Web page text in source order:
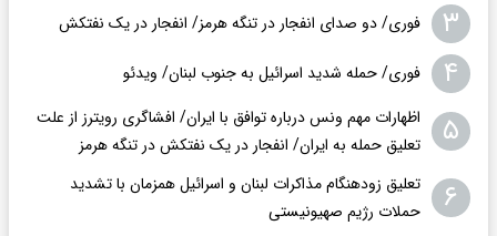
۳ فوری/ دو صدای انفجار در تنگه هرمز/ انفجار در یک نفتکش
۴ فوری/ حمله شدید اسرائیل به جنوب لبنان/ ویدئو
۵
اظهارات مهم ونس درباره توافق با ایران/ افشاگری رویترز از علت
تعلیق حمله به ایران/ انفجار در یک نفتکش در تنگه هرمز
۶
تعلیق زودهنگام مذاکرات لبنان و اسرائیل همزمان با تشدید
حملات رژیم صهیونیستی